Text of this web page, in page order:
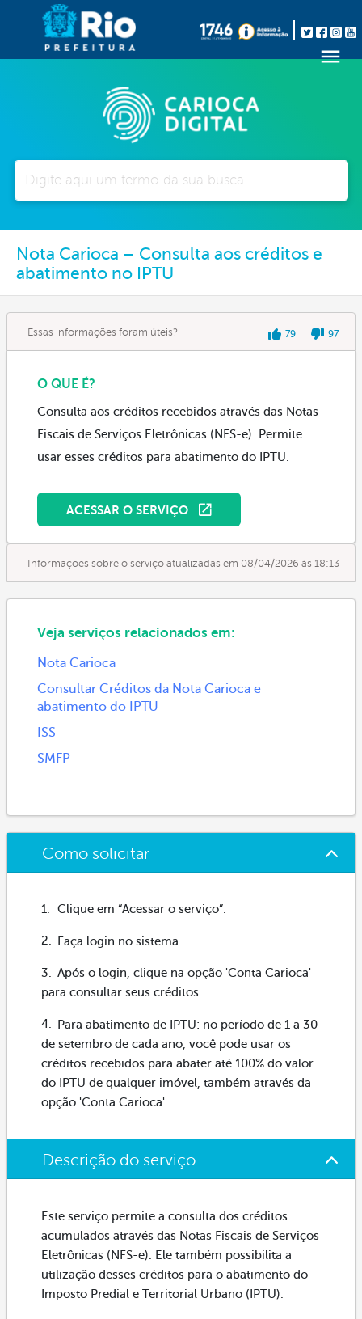
Nota Carioca – Consulta aos créditos e
abatimento no IPTU
Essas informações foram úteis? 79 97
O QUE É?
Consulta aos créditos recebidos através das Notas
Fiscais de Serviços Eletrônicas (NFS-e). Permite
usar esses créditos para abatimento do IPTU.
ACESSAR O SERVIÇO
Informações sobre o serviço atualizadas em 08/04/2026 às 18:13
Veja serviços relacionados em:
Nota Carioca
Consultar Créditos da Nota Carioca e
abatimento do IPTU
ISS
SMFP
Como solicitar
Clique em “Acessar o serviço”.
Faça login no sistema.
Após o login, clique na opção 'Conta Carioca'
para consultar seus créditos.
Para abatimento de IPTU: no período de 1 a 30
de setembro de cada ano, você pode usar os
créditos recebidos para abater até 100% do valor
do IPTU de qualquer imóvel, também através da
opção 'Conta Carioca'.
Descrição do serviço
Este serviço permite a consulta dos créditos
acumulados através das Notas Fiscais de Serviços
Eletrônicas (NFS-e). Ele também possibilita a
utilização desses créditos para o abatimento do
Imposto Predial e Territorial Urbano (IPTU).